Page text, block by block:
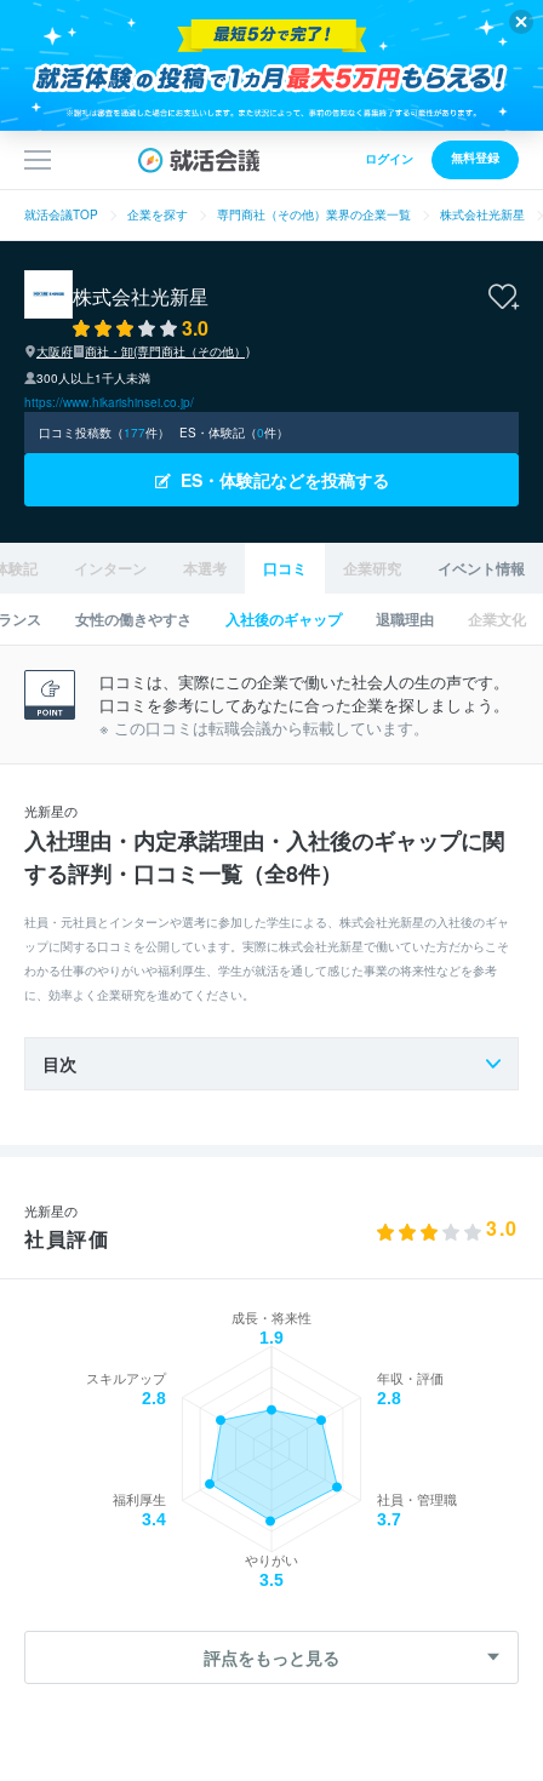
ログイン 無料登録
就活会議TOP 企業を探す 専門商社（その他）業界の企業一覧 株式会社光新星
株式会社光新星
3.0
大阪府
商社・卸(専門商社（その他）)
300人以上1千人未満
https://www.hikarishinsei.co.jp/
口コミ投稿数（177件） ES・体験記（0件）
ES・体験記などを投稿する
験記 インターン 本選考 口コミ 企業研究 イベント情報
ンス 女性の働きやすさ 入社後のギャップ 退職理由 企業文化
口コミは、実際にこの企業で働いた社会人の生の声です。
口コミを参考にしてあなたに合った企業を探しましょう。
※ この口コミは転職会議から転載しています。
光新星の
入社理由・内定承諾理由・入社後のギャップに関
する評判・口コミ一覧（全8件）
社員・元社員とインターンや選考に参加した学生による、株式会社光新星の入社後のギャ
ップに関する口コミを公開しています。実際に株式会社光新星で働いていた方だからこそ
わかる仕事のやりがいや福利厚生、学生が就活を通して感じた事業の将来性などを参考
に、効率よく企業研究を進めてください。
目次
光新星の
社員評価 3.0
成長・将来性
1.9
年収・評価
2.8
社員・管理職
3.7
やりがい
3.5
福利厚生
3.4
スキルアップ
2.8
評点をもっと見る